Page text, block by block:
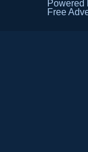
Powered
Free